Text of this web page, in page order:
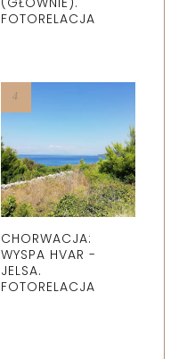
FOTORELACJA
CHORWACJA:
WYSPA HVAR -
JELSA.
FOTORELACJA